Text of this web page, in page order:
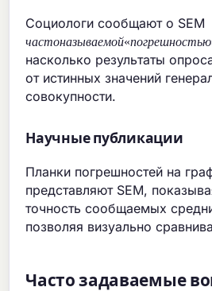
Социологи сообщают о SEM
ч а ст он азы в а ем о й «п огр е шн о стью
частона з ываемой « погр
насколько результаты
от истинных значений
совокупности.
Научные публикации
Планки погрешностей на
представляют SEM,
точность сообщаемых
позволяя визуально
Часто задаваемые